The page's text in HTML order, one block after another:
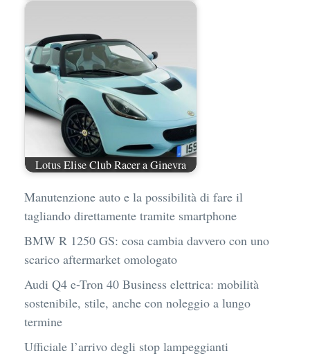
Lotus Elise Club Racer a Ginevra
Manutenzione auto e la possibilità di fare il
tagliando direttamente tramite smartphone
BMW R 1250 GS: cosa cambia davvero con uno
scarico aftermarket omologato
Audi Q4 e-Tron 40 Business elettrica: mobilità
sostenibile, stile, anche con noleggio a lungo
termine
Ufficiale l’arrivo degli stop lampeggianti